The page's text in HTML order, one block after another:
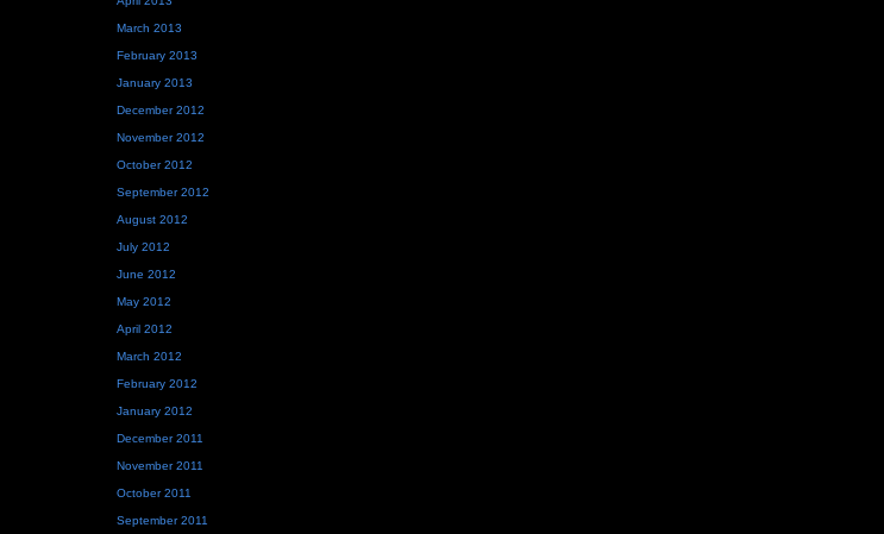
March 2013
February 2013
January 2013
December 2012
November 2012
October 2012
September 2012
August 2012
July 2012
June 2012
May 2012
April 2012
March 2012
February 2012
January 2012
December 2011
November 2011
October 2011
September 2011